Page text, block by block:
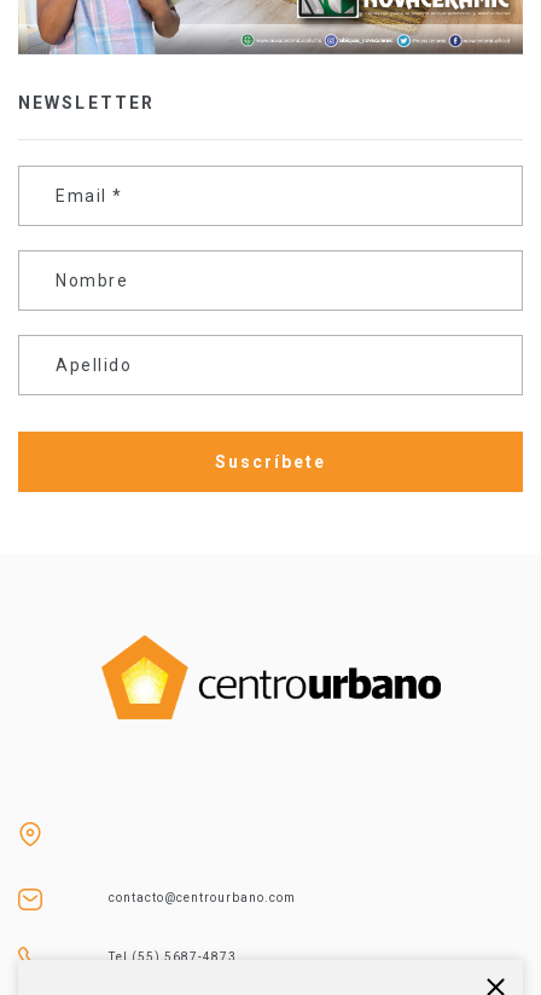
NEWSLETTER
Email *
Nombre
Apellido
contacto@centrourbano.com
Tel (55) 5687-4873